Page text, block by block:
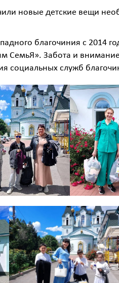
новые детские вещи
благочиния с 2014
СемьЯ». Забота и
социальных служб